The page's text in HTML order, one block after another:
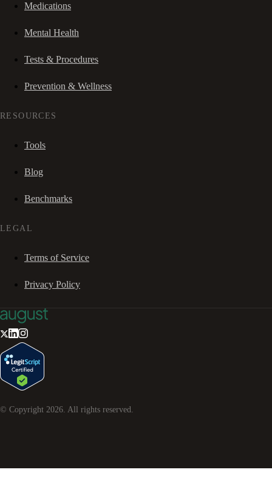
Medications
Mental Health
Tests & Procedures
Prevention & Wellness
RESOURCES
Tools
Blog
Benchmarks
LEGAL
Terms of Service
Privacy Policy
© Copyright 2026. All rights reserved.